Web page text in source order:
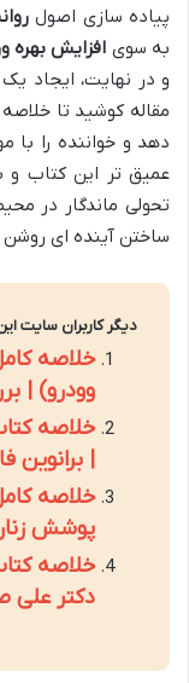
پیاده سازی اصول
به سوی افزایش بهره
و در نهایت، ایجاد
مقاله کوشید تا خلاصه
دهد و خواننده را با
عمیق تر این کتاب و
تحولی ماندگار در
ساختن آینده ای روشن
دیگر کاربران سایت
خلاصه
وودرو) |
خلاصه
|
خلاصه
پوشش
خلاصه
دکتر علی